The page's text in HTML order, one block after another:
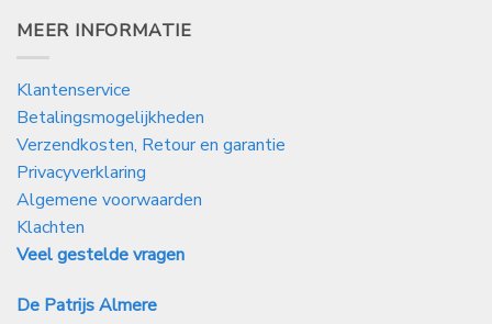
MEER INFORMATIE
Klantenservice
Betalingsmogelijkheden
Verzendkosten, Retour en garantie
Privacyverklaring
Algemene voorwaarden
Klachten
Veel gestelde vragen
De Patrijs Almere